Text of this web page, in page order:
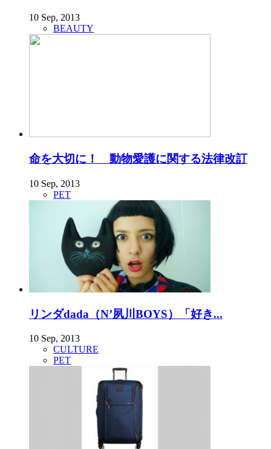
10 Sep, 2013
BEAUTY
命を大切に！ 動物愛護に関する法律改訂
10 Sep, 2013
PET
リンダdada（N’夙川BOYS）「好き...
10 Sep, 2013
CULTURE
PET